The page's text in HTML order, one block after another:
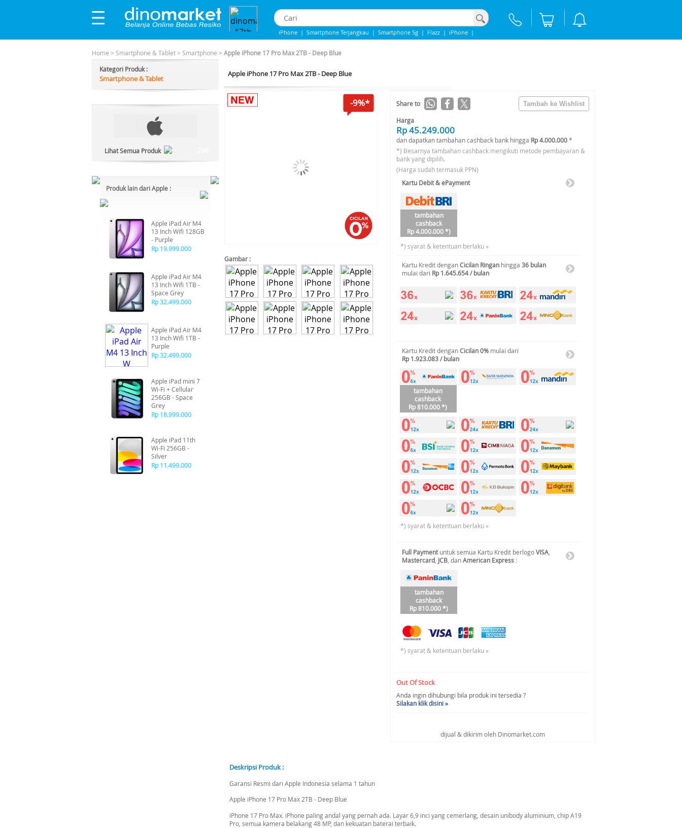
iPhone | Smartphone Terjangkau | Smartphone 5g | Flazz | iPhone |
Home > Smartphone & Tablet> Smartphone > Apple iPhone 17 Pro Max 2TB - Deep Blue
Kategori Produk :
Smartphone & Tablet
Lihat Semua Produk
Produk lain dari Apple :
Apple iPad Air M4
13 Inch Wifi 128GB
- Purple
Rp 19.999.000
Apple iPad Air M4
13 Inch Wifi 1TB -
Space Grey
Rp 32.499.000
Apple iPad Air M4
13 Inch Wifi 1TB -
Purple
Rp 32.499.000
Apple iPad mini 7
Wi-Fi + Cellular
256GB - Space
Grey
Rp 18.999.000
Apple iPad 11th
Wi-Fi 256GB -
Silver
Rp 11.499.000
Apple iPhone 17 Pro Max 2TB - Deep Blue
-9%*
Gambar :
Share to
Harga
Rp 45.249.000
dan dapatkan tambahan cashback bank hingga Rp 4.000.000*
*) Besarnya tambahan cashback mengikuti metode pembayaran &
bank yang dipilih.
(Harga sudah termasuk PPN)
Kartu Debit & ePayment
tambahan
cashback
Rp 4.000.000 *)
*) syarat & ketentuan berlaku »
Kartu Kredit denganCicilan Ringan hingga 36 bulan
mulai dari Rp 1.645.654 / bulan
Kartu Kredit denganCicilan 0% mulai dari
Rp 1.923.083 / bulan
tambahan
cashback
Rp 810.000 *)
*) syarat & ketentuan berlaku »
Full Paymentuntuk semua Kartu Kredit berlogoVISA
Mastercard JCB , danAmerican Express :
tambahan
cashback
Rp 810.000 *)
*) syarat & ketentuan berlaku »
Out Of Stock
Anda ingin dihubungi bila produk ini tersedia ?
Silakan klik disini »
dijual & dikirim oleh Dinomarket.com
Deskripsi Produk :
Garansi Resmi dari Apple Indonesia selama 1 tahun
Apple iPhone 17 Pro Max 2TB - Deep Blue
iPhone 17 Pro Max. iPhone paling andal yang pernah ada. Layar 6,9 inci yang cemerlang, desain unibody aluminium, chip A19
Pro, semua kamera belakang 48 MP, dan kekuatan baterai terbaik.